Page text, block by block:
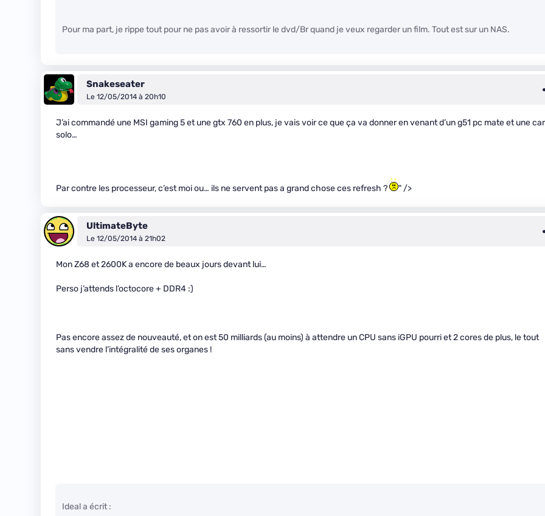
Pour ma part, je rippe tout pour ne pas avoir à ressortir le dvd/Br quand je veux regarder un film. Tout est sur un NAS.
Snakeseater
Le 12/05/2014 à 20h10
J’ai commandé une MSI gaming 5 et une gtx 760 en plus, je vais voir ce que ça va donner en venant d’un g51 pc mate et une
solo…
Par contre les processeur, c’est moi ou… ils ne servent pas a grand chose ces refresh ? " />
UltimateByte
Le 12/05/2014 à 21h02
Mon Z68 et 2600K a encore de beaux jours devant lui…
Perso j’attends l’octocore + DDR4 :)
Pas encore assez de nouveauté, et on est 50 milliards (au moins) à attendre un CPU sans iGPU pourri et 2 cores de plus, le tout
sans vendre l’intégralité de ses organes !
Ideal a écrit :